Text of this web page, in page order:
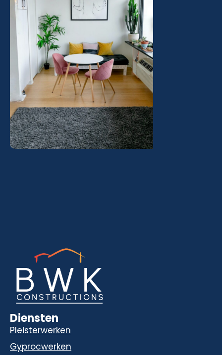
Diensten
Pleisterwerken
Gyprocwerken